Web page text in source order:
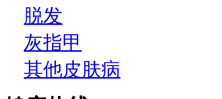
脱发
灰指甲
其他皮肤病